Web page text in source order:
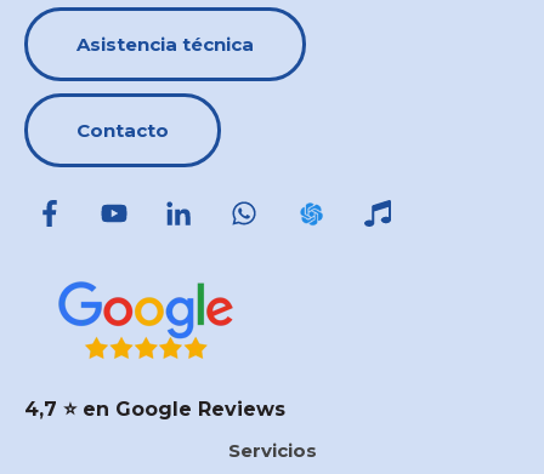
Asistencia técnica
Contacto
4,7 ⭐️ en Google Reviews
Servicios